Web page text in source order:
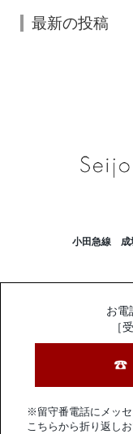
最新の投稿
小田急線 成
お電
［
※留守番電話にメッセ
こちらから折り返しお